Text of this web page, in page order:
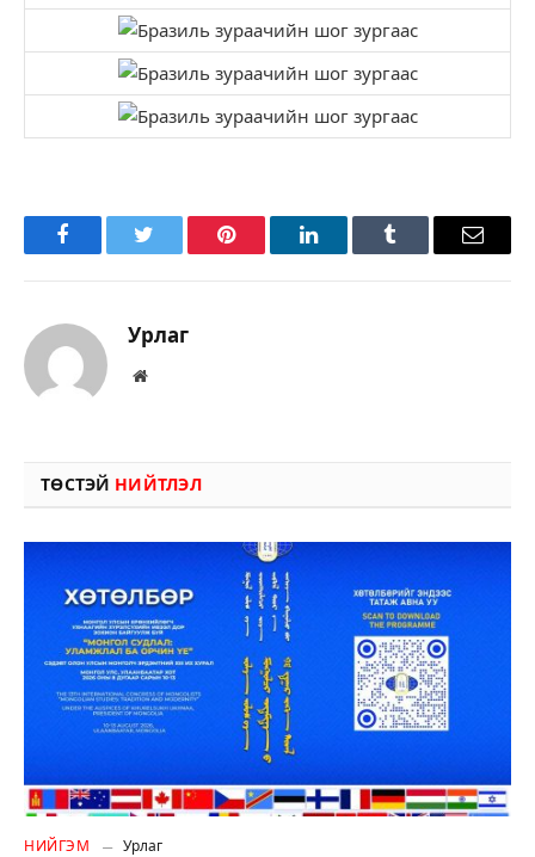
FacebookTwitter Pinterest LinkedInTumblr Имэйл
Урлаг
Вэбсайт
ТӨСТЭЙ НИЙТЛЭЛ
НИЙГЭМ Урлаг